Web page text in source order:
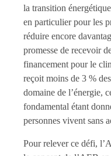
la transition
en particulier pour les
réduire encore
promesse de recevoir
financement pour le
reçoit moins de 3 %
domaine de l’énergie,
fondamental étant
personnes vivent sans
Pour relever ce défi,